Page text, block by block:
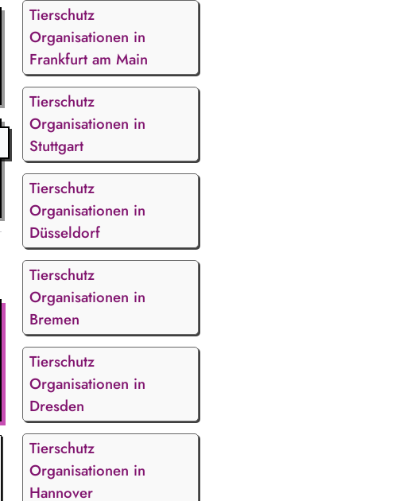
Tierschutz
Organisationen in
Frankfurt am Main
Tierschutz
Organisationen in
Stuttgart
Tierschutz
Organisationen in
Düsseldorf
Tierschutz
Organisationen in
Bremen
Tierschutz
Organisationen in
Dresden
Tierschutz
Organisationen in
Hannover